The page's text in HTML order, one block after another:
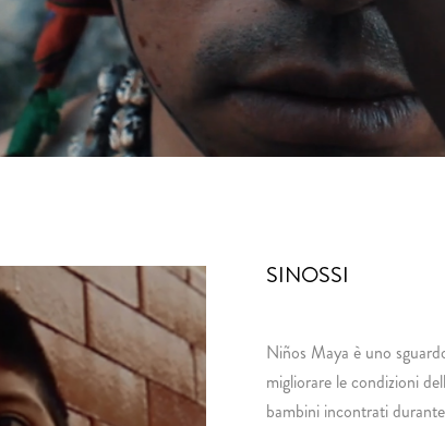
SINOSSI
Niños Maya è uno
migliorare le condizioni
bambini incontrati